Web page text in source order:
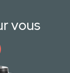
vous